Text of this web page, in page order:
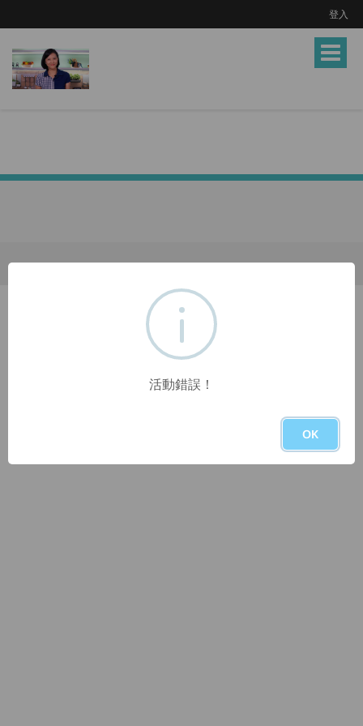
登入
Toggle
活動錯誤！
OK